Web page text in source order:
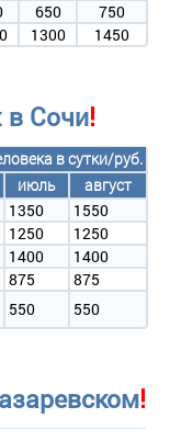
650
750
1300 1450
в Сочи!
в сутки/руб.
июль
август
1350
1550
1250
1250
1400
1400
875
875
550 550
!